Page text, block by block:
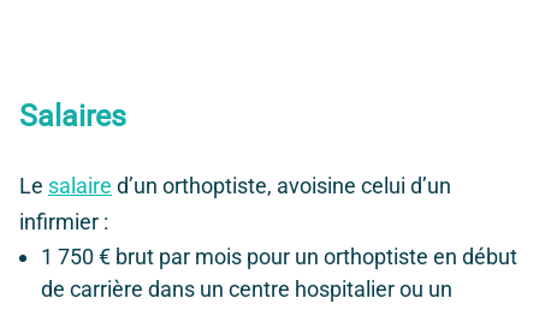
Salaires
Le salaire d’un orthoptiste, avoisine celui d’un
infirmier :
1 750 € brut par mois pour un orthoptiste en début
de carrière dans un centre hospitalier ou un